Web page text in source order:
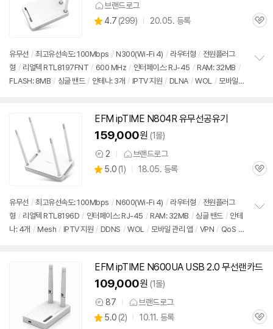
브랜드로그
별
4.7 (상
299) 20.05. 등록
관
유무선 / 최고유선속도: 100Mbps / N300(Wi-Fi 4) / 라우터형 / 전원플러그
형 / 리얼텍 RTL8197FNT / 600 MHz / 인터페이스: RJ-45 / RAM: 32MB /
FLASH: 8MB / 싱글 밴드 / 안테나: 3개 / IPTV 지원 / DLNA / WOL / 모바일
EFM ipTIME N804R 유무선공유기
159,000원 (1몰)
상
품
2 브랜드로그
별
5.0 (상
1) 18.05. 등록
관
유무선 / 최고유선속도: 100Mbps / N600(Wi-Fi 4) / 라우터형 / 전원플러그
형 / 리얼텍 RTL8196D / 인터페이스: RJ-45 / RAM: 32MB / 싱글 밴드 / 안테
나: 4개 / Mesh / IPTV 지원 / DDNS / WOL / 모바일 관리 앱 / VPN / QoS /
기
EFM ipTIME N600UA USB 2.0 무선랜카드
109,000원 (1몰)
상
품
87 브랜드로그
별
5.0 (상
2) 10.11. 등록
관